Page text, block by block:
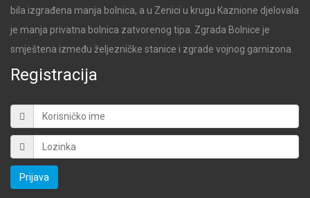
bila izgrađena manja bolnica, a u Zenici u krugu Kaznione djelovala
je manja privatna bolnica zatvorenog tipa. Zgrada Bolnice je
smještena između željezničke stanice i zgrade vojnog garnizona.
Registracija
Prijava